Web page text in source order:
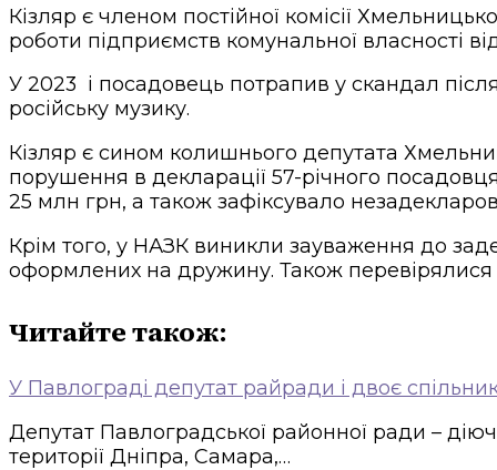
Кізляр є членом постійної комісії
роботи підприємств комунальної власності
У 2023 і посадовець потрапив у скандал
російську музику.
Кізляр є сином колишнього депутата
порушення в декларації 57-річного
25 млн грн, а також зафіксувало
Крім того, у НАЗК виникли зауваження до
оформлених на дружину. Також
Читайте також:
У Павлограді депутат райради і двоє
Депутат Павлоградської районної ради –
території Дніпра, Самара,…